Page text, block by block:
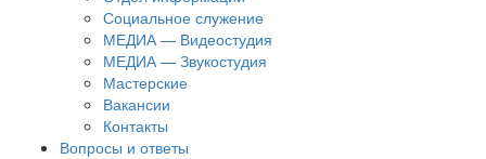
Социальное служение
МЕДИА — Видеостудия
МЕДИА — Звукостудия
Мастерские
Вакансии
Контакты
Вопросы и ответы